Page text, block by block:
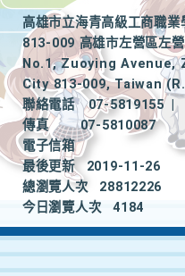
高雄市立海青高級工商職業
813-009 高雄市左營區左
No.1, Zuoying Avenue,
City 813-009, Taiwan
聯絡電話
07-5819155
|
傳真
07-5810087
電子信箱
最後更新
2019-11-26
總瀏覽人次
28812226
今日瀏覽人次
4184